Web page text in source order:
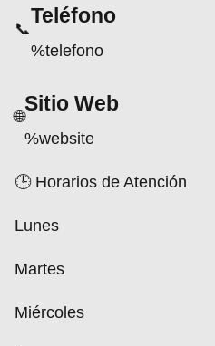
📞
Teléfono
%telefono
🌐
Sitio Web
%website
🕒 Horarios de Atención
Lunes
Martes
Miércoles